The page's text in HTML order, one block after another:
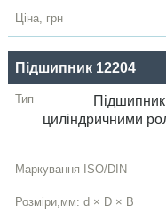
Підшипник 12204
циліндричними